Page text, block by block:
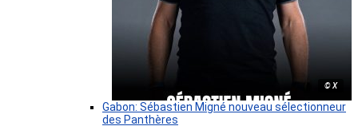
© X
Gabon: Sébastien Migné nouveau sélectionneur
des Panthères